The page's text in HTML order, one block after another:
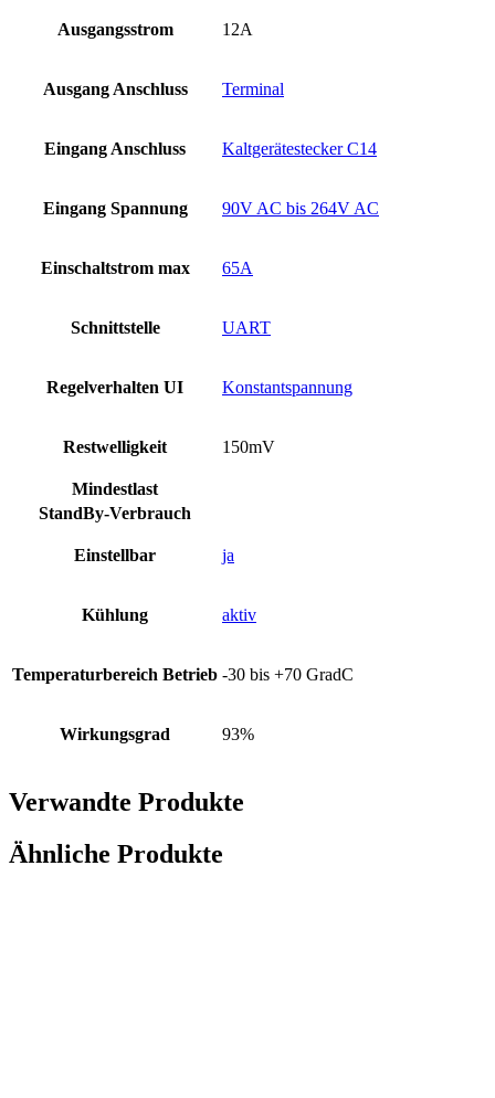
Ausgangsstrom 12A
Ausgang Anschluss Terminal
Eingang Anschluss Kaltgerätestecker C14
Eingang Spannung 90V AC bis 264V AC
Einschaltstrom max 65A
Schnittstelle UART
Regelverhalten UI Konstantspannung
Restwelligkeit 150mV
Mindestlast
StandBy-Verbrauch
Einstellbar ja
Kühlung aktiv
Temperaturbereich Betrieb -30 bis +70 GradC
Wirkungsgrad 93%
Verwandte Produkte
Ähnliche Produkte